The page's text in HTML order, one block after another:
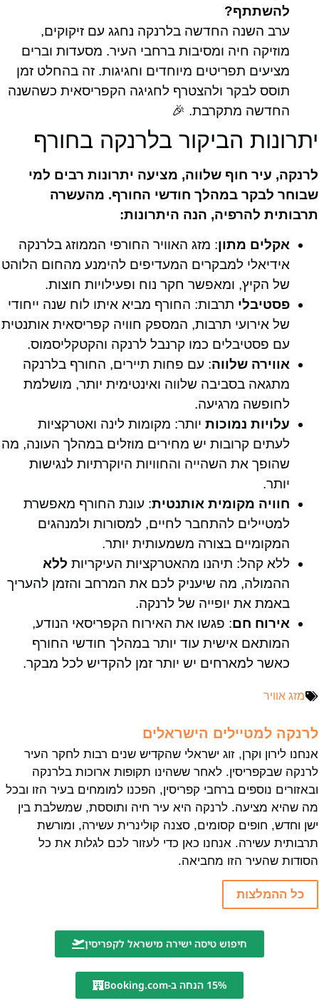
להשתתף?
ערב השנה החדשה בלרנקה נחגג עם זיקוקים,
מוזיקה חיה ומסיבות ברחבי העיר. מסעדות וברים
מציעים תפריטים מיוחדים וחגיגות. זה בהחלט זמן
תוסס לבקר ולהצטרף לחגיגה הקפריסאית כשהשנה
החדשה מתקרבת. 🎉
יתרונות הביקור בלרנקה בחורף
לרנקה, עיר חוף שלווה, מציעה יתרונות רבים למי
שבוחר לבקר במהלך חודשי החורף. מהעשרה
תרבותית להרפיה, הנה היתרונות:
אקלים מתון: מזג האוויר החורפי הממוזג בלרנקה
אידיאלי למבקרים המעדיפים להימנע מהחום הלוהט
של הקיץ, ומאפשר חקר נוח ופעילויות חוצות.
פסטיבלי תרבות: החורף מביא איתו לוח שנה ייחודי
של אירועי תרבות, המספק חוויה קפריסאית אותנטית
עם פסטיבלים כמו קרנבל לרנקה והקטקליסמוס.
אווירה שלווה: עם פחות תיירים, החורף בלרנקה
מתגאה בסביבה שלווה ואינטימית יותר, מושלמת
לחופשה מרגיעה.
עלויות נמוכות יותר: מקומות לינה ואטרקציות
לעתים קרובות יש מחירים מוזלים במהלך העונה, מה
שהופך את השהייה והחוויות היוקרתיות לנגישות
יותר.
חוויה מקומית אותנטית: עונת החורף מאפשרת
למטיילים להתחבר לחיים, למסורות ולמנהגים
המקומיים בצורה משמעותית יותר.
ללא קהל: תיהנו מהאטרקציות העיקריות ללא
ההמולה, מה שיעניק לכם את המרחב והזמן להעריך
באמת את יופייה של לרנקה.
אירוח חם: פגשו את האירוח הקפריסאי הנודע,
המותאם אישית עוד יותר במהלך חודשי החורף
כאשר למארחים יש יותר זמן להקדיש לכל מבקר.
מזג אוויר
לרנקה למטיילים הישראלים
אנחנו לירון וקרן, זוג ישראלי שהקדיש שנים רבות לחקר העיר
לרנקה שבקפריסין. לאחר ששהינו תקופות ארוכות בלרנקה
ובאזורים נוספים ברחבי קפריסין, הפכנו למומחים בעיר הזו ובכל
מה שהיא מציעה. לרנקה היא עיר חיה ותוססת, שמשלבת בין
ישן וחדש, חופים קסומים, סצנה קולינרית עשירה, ומורשת
תרבותית עשירה. אנחנו כאן כדי לעזור לכם לגלות את כל
הסודות שהעיר הזו מחביאה.
כל ההמלצות
חיפוש טיסה ישירה מישראל לקפריסין
15% הנחה ב-Booking.com